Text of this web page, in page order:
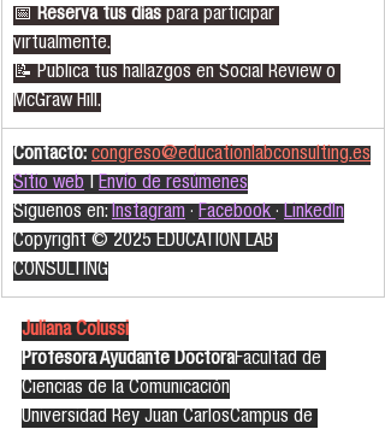
📅 Reserva tus días para participar
virtualmente.
📝 Publica tus hallazgos en Social Review o
McGraw Hill.
Contacto: congreso@educationlabconsulting.es
Sitio web | Envío de resúmenes
Síguenos en: Instagram · Facebook · LinkedIn
Copyright © 2025 EDUCATION LAB
CONSULTING
Juliana Colussi
Profesora Ayudante DoctoraFacultad de
Ciencias de la Comunicación
Universidad Rey Juan CarlosCampus de